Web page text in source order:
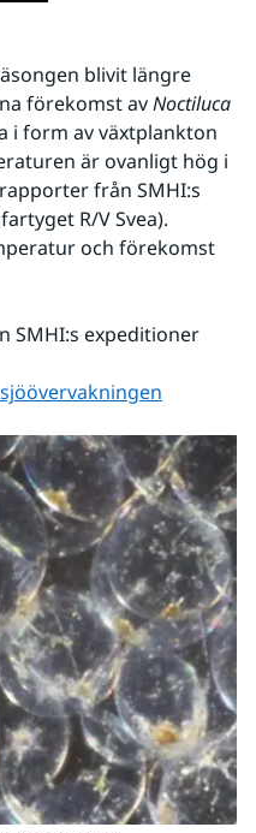
blivit längre
förekomst av
i form av växtplankton
är ovanligt hög i
från SMHI:s
R/V Svea).
och förekomst
SMHI:s expeditioner